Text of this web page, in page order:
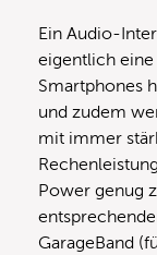
Ein Audio-
eigentlich
Smartphones
und zudem
mit immer
Power genug
GarageBand